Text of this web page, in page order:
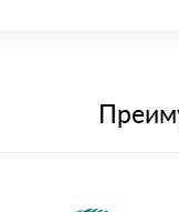
банковским картам